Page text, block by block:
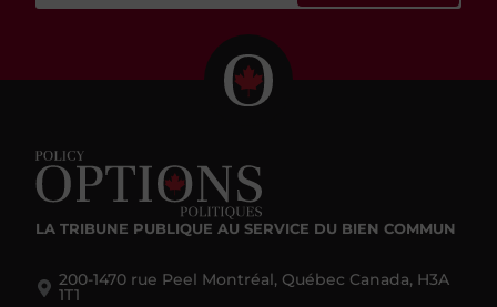
LA TRIBUNE PUBLIQUE AU SERVICE DU BIEN COMMUN
200-1470 rue Peel Montréal, Québec Canada, H3A
1T1